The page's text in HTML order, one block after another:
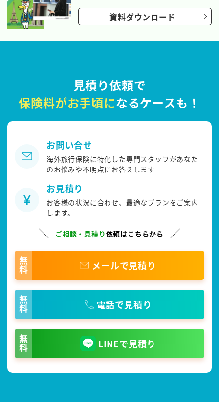
資料ダウンロード
見積り依頼で
保険料がお手頃になるケースも！
お問い合せ
海外旅行保険に特化した専門スタッフがあなた
のお悩みや不明点にお答えします
お見積り
お客様の状況に合わせ、最適なプランをご案内
します。
ご相談・見積り依頼はこちらから
無料 メールで見積り
無料 電話で見積り
無料 LINEで見積り